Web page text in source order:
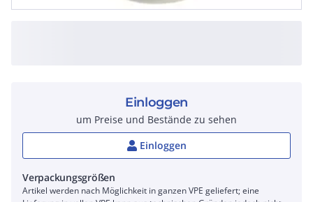
Einloggen
um Preise und Bestände zu sehen
Einloggen
Verpackungsgrößen
Artikel werden nach Möglichkeit in ganzen VPE geliefert; eine